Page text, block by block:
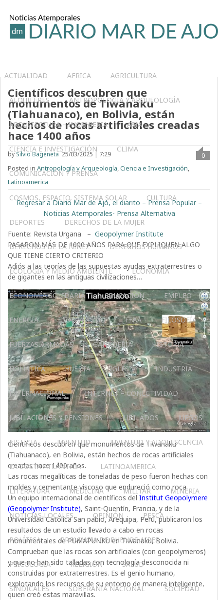
ACTUALIDAD AFRICA AGRICULTURA
ALQUILERES ANTROPOLOGÍA Y ARQUEOLOGÍA
ARQUITECTURA – INGENIERIA ASIA
CIENCIA E INVESTIGACIÓN CLIMA
COMUNICACIÓN Y PRENSA
COSMOS, ESPACIO, SISTEMA SOLAR CULTURA
DEPORTES DERECHOS DE LA MUJER
DERECHOS DE LA NIÑEZ DERECHOS HUMANOS
ECOLOGÍA Y MEDIO AMBIENTE ECONOMÍA
ECONOMÍA SOLIDARIA EDUCACIÓN EMPLEO
ENERGÍA FEDERALISMO FFAA FILOSOFÍA
FUERZAS ARMADAS GANADERIA HISTORIA
HOLÍSTICA HUERTA IGLESIA INDUSTRIA
INTERNACIONAL INTERNET – CONECTIVIDAD
JUBILACIONES Y PENSIONES JUBILADOS JUEGOS
JUSTICIA JUVENTUD JUVENTUD Y ADOLESCENCIA
LA COSTA ATLÁNTICA LATINOAMERICA
LITERATURA MEDICINA MILITAR MINERIA
NOTICIAS LOCALES OPINIÓN PESCA
POLÍTICA PROVINCIA DE BUENOS AIRES
PSICOLOGÍA RELIGIÓN SALUD
SINDICALES SOBERANÍA NACIONAL SOCIEDAD
Científicos descubren que
monumentos de Tiwanaku
(Tiahuanaco), en Bolivia, están
hechos de rocas artificiales creadas
hace 1400 años
bySilvio Bageneta 25/03/2025 | 7:29
0
Posted inAntropología y Arqueología,Ciencia e Investigación,
Latinoamerica
Regresar a Diario Mar de Ajó, el diarito – Prensa Popular –
Noticias Atemporales- Prensa Alternativa
Fuente: Revista Urgana –Geopolymer Institute
PASARON MÁS DE 1000 AÑOS PARA QUE EXPLIQUEN ALGO
QUE TIENE CIERTO CRITERIO
Adiós a las teorías de las supuestas ayudas extraterrestres o
de gigantes en las antiguas civilizaciones…
Científicos descubren que monumentos de Tiwanaku
(Tiahuanaco), en Bolivia, están hechos de rocas artificiales
creadas hace 1400 años.
Las rocas megalíticas de toneladas de peso fueron hechas con
moldes y cementante viscoso que endureció como roca.
Un equipo internacional de científicos delInstitut Geopolymere
(Geopolymer Institute), Saint-Quentín, Francia, y de la
Universidad Católica San pablo, Arequipa, Perú, publicaron los
resultados de un estudio llevado a cabo en rocas
monumentales de PUMAPUNKU en Tiwanaku, Bolivia.
Comprueban que las rocas son artificiales (con geopolymeros)
y que no han sido talladas con tecnología desconocida ni
construidas por extraterrestres. Es el genio humano,
explotando los recursos de su entorno de manera inteligente,
quien creó estas maravillas.